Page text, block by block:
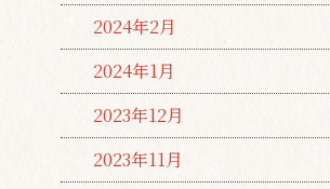
2024年2月
2024年1月
2023年12月
2023年11月